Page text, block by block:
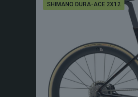
SHIMANO DURA-ACE 2X12